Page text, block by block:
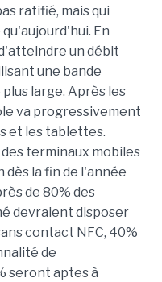
ratifié, mais qui
En
un débit
une bande
large. Après les
va progressivement
et les tablettes.
terminaux mobiles
la fin de l'année
de 80% des
devraient disposer
contact NFC, 40%
de
seront aptes à